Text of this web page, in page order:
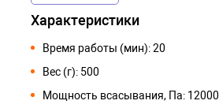
Характеристики
Время работы (мин): 20
Вес (г): 500
Мощность всасывания, Па: 12000